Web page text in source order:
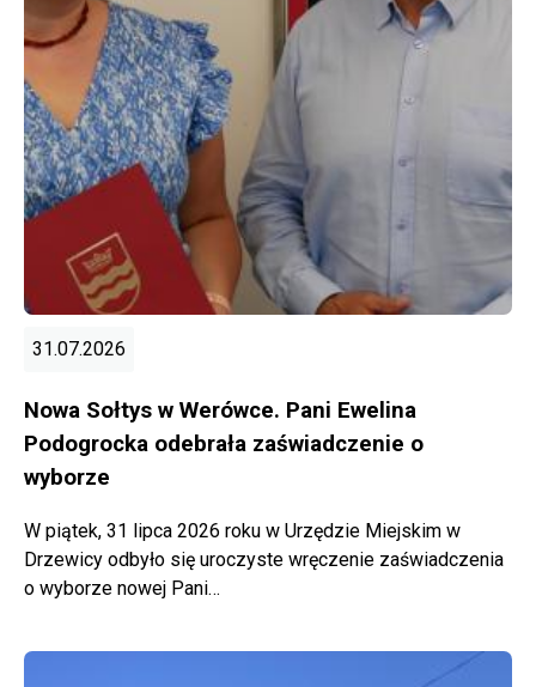
31.07.2026
Nowa Sołtys w Werówce. Pani Ewelina
Podogrocka odebrała zaświadczenie o
wyborze
W piątek, 31 lipca 2026 roku w Urzędzie Miejskim w
Drzewicy odbyło się uroczyste wręczenie zaświadczenia
o wyborze nowej Pani…